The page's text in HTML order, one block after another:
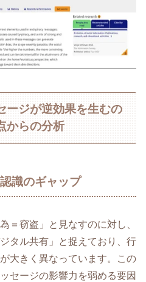
ージが逆効果を生むの
からの分析
識のギャップ
＝窃盗」と見なすのに対し、
タル共有」と捉えており、行
大きく異なっています。この
セージの影響力を弱める要因